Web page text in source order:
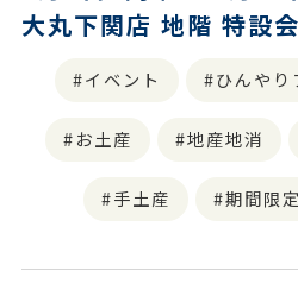
大丸下関店 地階 特設
イベント ひんやり
お土産 地産地消
手土産 期間限定